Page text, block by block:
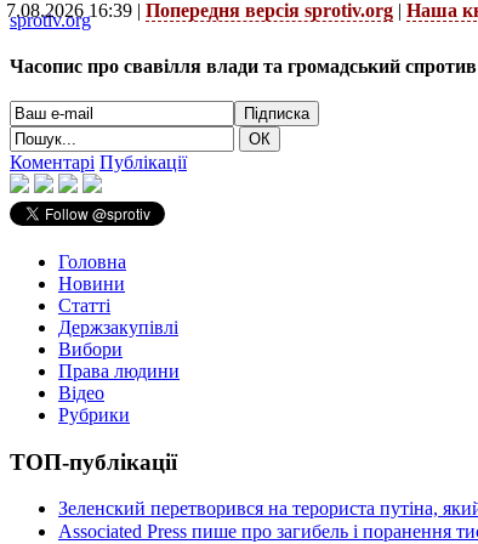
7.08.2026 16:39 | Попередня версія sprotiv.org | Наша
sprotiv.org
Часопис про свавілля влади та громадський
Коментарі Публікації
Головна
Новини
Статті
Держзакупівлі
Вибори
Права людини
Відео
Рубрики
ТОП-публікації
Зеленский перетворився на терориста путіна,
Associated Press пише про загибель і поранення